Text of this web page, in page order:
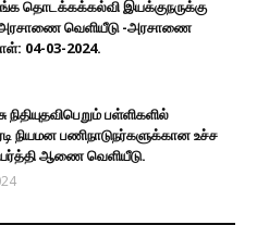
தொடக்கக்கல்வி இயக்குநருக்கு
அரசாணை வெளியீடு -அரசாணை
04-03-2024.
பள்ளிகளில்
நியமன பணிநாடுநர்களுக்கான உச்ச
ஆணை வெளியீடு.